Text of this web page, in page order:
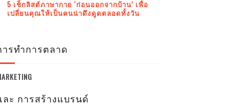
5 เช็กลิสต์ภาษากาย ‘ก่อนออกจากบ้าน’ เพื่อ
เปลี่ยนคุณให้เป็นคนน่าดึงดูดตลอดทั้งวัน
รทำการตลาด
ะ การสร้างแบรนด์